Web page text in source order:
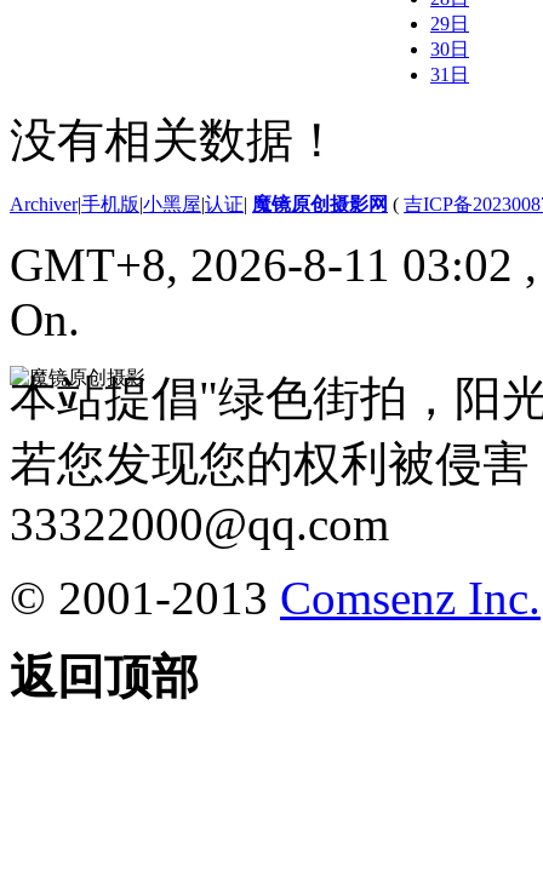
29日
30日
31日
没有相关数据！
Archiver|手机版|小黑屋|认证| 魔镜原创摄影网 ( 吉ICP备
GMT+8, 2026-8-11 03:02
On.
本站提倡"绿色街拍，阳
若您发现您的权利被侵
33322000@qq.com
© 2001-2013 Comsenz Inc.
返回顶部